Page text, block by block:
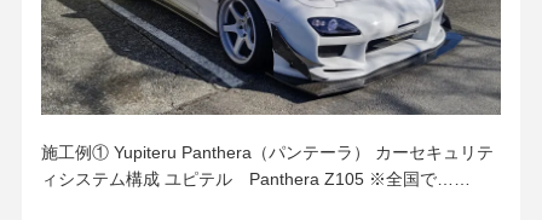
施工例① Yupiteru Panthera（パンテーラ） カーセキュリテ
ィシステム構成 ユピテル Panthera Z105 ※全国で……